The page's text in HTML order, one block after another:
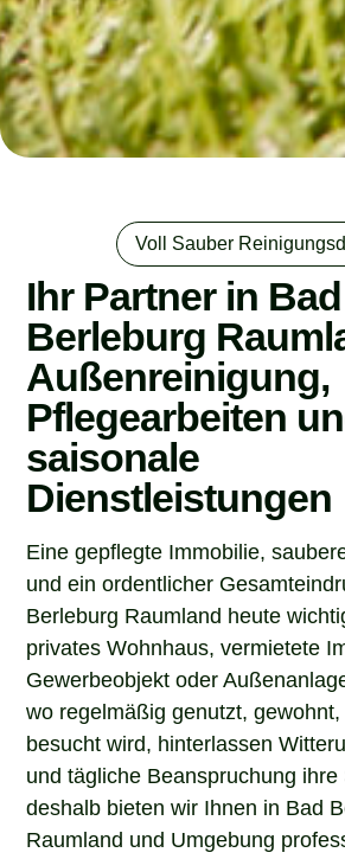
Voll Sauber
Ihr Partner in Bad
Berleburg
Außenreinigung,
Pflegearbeiten
saisonale
Dienstleistungen
Eine gepflegte Immobilie,
und ein ordentlicher
Berleburg Raumland heute
privates Wohnhaus, vermietete
Gewerbeobjekt oder
wo regelmäßig genutzt,
besucht wird, hinterlassen
und tägliche Beanspruchung ihre
deshalb bieten wir Ihnen in Bad
Raumland und Umgebung